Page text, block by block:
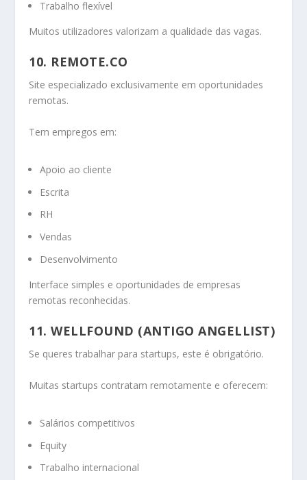
Trabalho flexível
Muitos utilizadores valorizam a qualidade das vagas.
10. REMOTE.CO
Site especializado exclusivamente em oportunidades
remotas.
Tem empregos em:
Apoio ao cliente
Escrita
RH
Vendas
Desenvolvimento
Interface simples e oportunidades de empresas
remotas reconhecidas.
11. WELLFOUND (ANTIGO ANGELLIST)
Se queres trabalhar para startups, este é obrigatório.
Muitas startups contratam remotamente e oferecem:
Salários competitivos
Equity
Trabalho internacional